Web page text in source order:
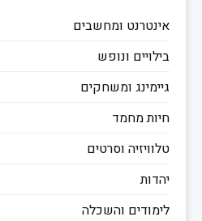
אינטרנט ומחשבים
בילויים ונופש
גיימינג ומשחקים
חיות מחמד
טלוויזיה וסרטים
יהדות
לימודים והשכלה